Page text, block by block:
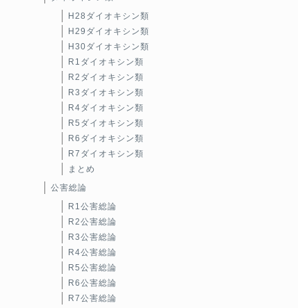
H28ダイオキシン類
H29ダイオキシン類
H30ダイオキシン類
R1ダイオキシン類
R2ダイオキシン類
R3ダイオキシン類
R4ダイオキシン類
R5ダイオキシン類
R6ダイオキシン類
R7ダイオキシン類
まとめ
公害総論
R1公害総論
R2公害総論
R3公害総論
R4公害総論
R5公害総論
R6公害総論
R7公害総論